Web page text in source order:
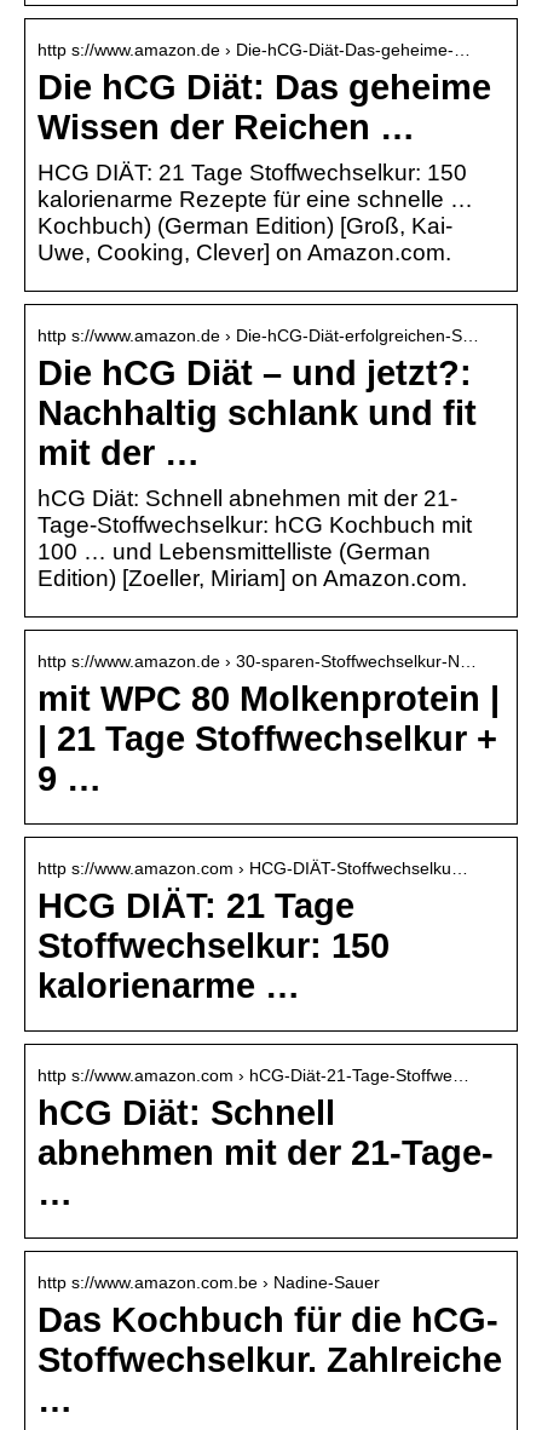
http s://www.amazon.de › Die-hCG-Diät-Das-geheime-…
Die hCG Diät: Das geheime
Wissen der Reichen …
HCG DIÄT: 21 Tage Stoffwechselkur: 150
kalorienarme Rezepte für eine schnelle …
Kochbuch) (German Edition) [Groß, Kai-
Uwe, Cooking, Clever] on Amazon.com.
http s://www.amazon.de › Die-hCG-Diät-erfolgreichen-S…
Die hCG Diät – und jetzt?:
Nachhaltig schlank und fit
mit der …
hCG Diät: Schnell abnehmen mit der 21-
Tage-Stoffwechselkur: hCG Kochbuch mit
100 … und Lebensmittelliste (German
Edition) [Zoeller, Miriam] on Amazon.com.
http s://www.amazon.de › 30-sparen-Stoffwechselkur-N…
mit WPC 80 Molkenprotein |
| 21 Tage Stoffwechselkur +
9 …
http s://www.amazon.com › HCG-DIÄT-Stoffwechselku…
HCG DIÄT: 21 Tage
Stoffwechselkur: 150
kalorienarme …
http s://www.amazon.com › hCG-Diät-21-Tage-Stoffwe…
hCG Diät: Schnell
abnehmen mit der 21-Tage-
…
http s://www.amazon.com.be › Nadine-Sauer
Das Kochbuch für die hCG-
Stoffwechselkur. Zahlreiche
…